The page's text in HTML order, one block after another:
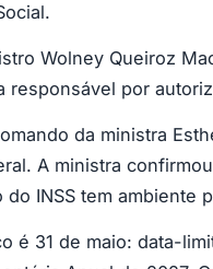
Wolney Queiroz
responsável por
da ministra
A ministra
INSS tem ambiente
é 31 de maio: data-